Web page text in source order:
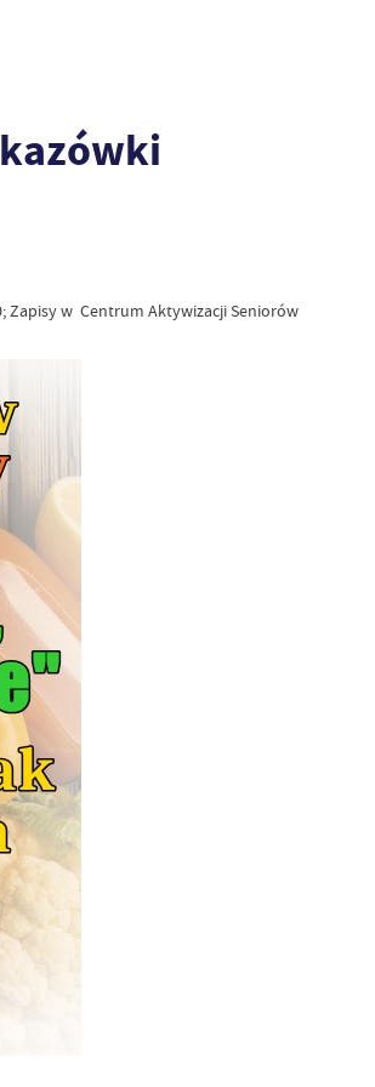
Zapisy w Centrum Aktywizacji Seniorów